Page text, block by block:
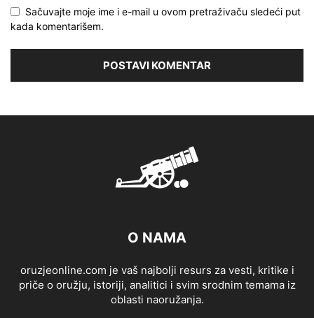
Sačuvajte moje ime i e-mail u ovom pretraživaču sledeći put
kada komentarišem.
O NAMA
oruzjeonline.com je vaš najbolji resurs za vesti, kritike i
priče o oružju, istoriji, analitici i svim srodnim temama iz
oblasti naoružanja.